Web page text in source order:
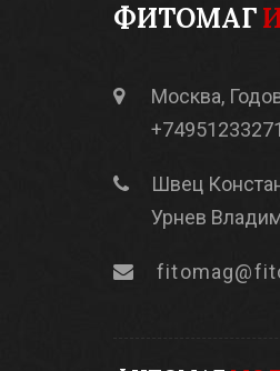
ФИТОМАГ
Москва,
+74951233271
Швец
Урнев